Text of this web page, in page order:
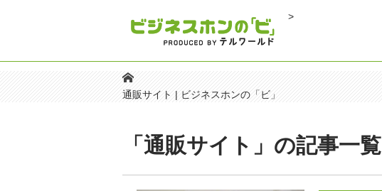
>
通販サイト | ビジネスホンの「ビ」
「通販サイト」の記事一覧